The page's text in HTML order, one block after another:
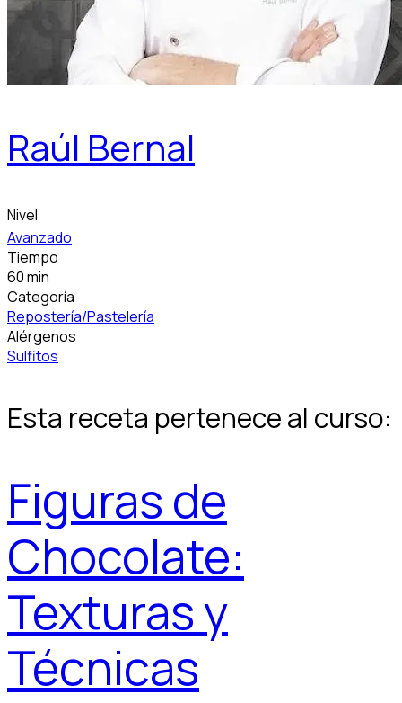
Raúl Bernal
Nivel
Avanzado
Tiempo
60 min
Categoría
Repostería/Pastelería
Alérgenos
Sulfitos
Esta receta pertenece al curso:
Figuras de
Chocolate:
Texturas y
Técnicas